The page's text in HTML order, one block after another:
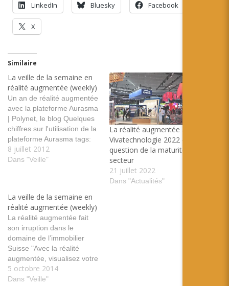
LinkedIn Bluesky Facebook
X
Similaire
La veille de la semaine en
réalité augmentée (weekly)
Un an de réalité augmentée
avec la plateforme Aurasma
| Polynet, le blog Quelques
chiffres sur l'utilisation de la
plateforme Aurasma tags:
application mobile aurasma
réalité augmentée IBM :
la réalité augmntée s'invite
dans les magasins tags:
ibm…
8 juillet 2012
Dans "Veille"
La réalité augmentée à
Vivatechnologie 2022 et la
question de la maturité du
secteur
21 juillet 2022
Dans "Actualités"
La veille de la semaine en
réalité augmentée (weekly)
La réalité augmentée fait
son irruption dans le
domaine de l’immobilier
Suisse "Avec la réalité
augmentée, visualisez votre
projet immobilier en 3
dimensions, sur tablette:
5 octobre 2014
Dans "Veille"